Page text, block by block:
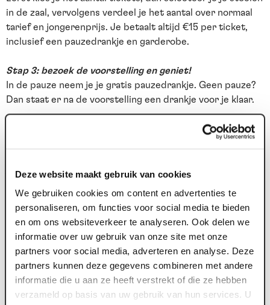
Deze website maakt gebruik van cookies
We gebruiken cookies om content en advertenties te
personaliseren, om functies voor social media te bieden
en om ons websiteverkeer te analyseren. Ook delen we
informatie over uw gebruik van onze site met onze
partners voor social media, adverteren en analyse. Deze
partners kunnen deze gegevens combineren met andere
informatie die u aan ze heeft verstrekt of die ze hebben
verzameld op basis van uw gebruik van hun services. U
in de zaal, vervolgens verdeel je het aantal over normaal
tarief en jongerenprijs. Je betaalt altijd €15 per ticket,
inclusief een pauzedrankje en garderobe.
Stap 3: bezoek de voorstelling en geniet!
In de pauze neem je je gratis pauzedrankje. Geen pauze?
Dan staat er na de voorstelling een drankje voor je klaar.
jongerenprijs wordt aangeboden,
check hier het
- Bij binnenkomst vragen we om je toegangsticket en een
geldig identiteitsbewijs.
- 1 ticket is geldig voor 1 persoon.